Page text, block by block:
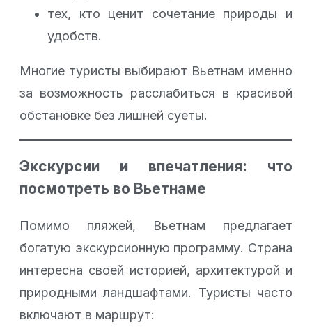
тех, кто ценит сочетание природы и
удобств.
Многие туристы выбирают Вьетнам именно
за возможность расслабиться в красивой
обстановке без лишней суеты.
Экскурсии и впечатления: что
посмотреть во Вьетнаме
Помимо пляжей, Вьетнам предлагает
богатую экскурсионную программу. Страна
интересна своей историей, архитектурой и
природными ландшафтами. Туристы часто
включают в маршрут: